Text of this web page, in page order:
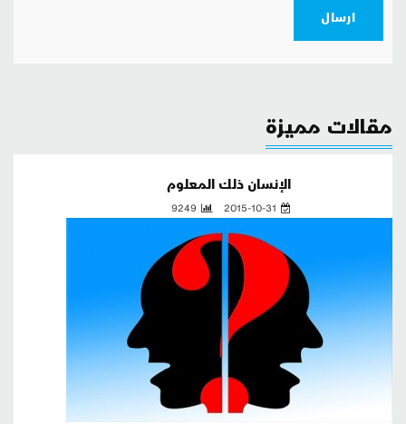
ارسال
مقالات مميزة
الإنسان ذلك المعلوم
2015-10-31
9249